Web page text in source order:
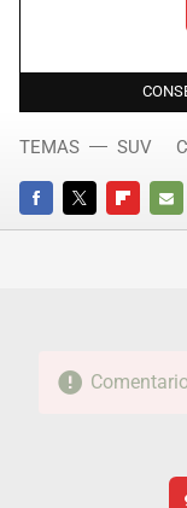
FACEBOOKTWITTERFLIPBOARD
E-
TEMAS SUV